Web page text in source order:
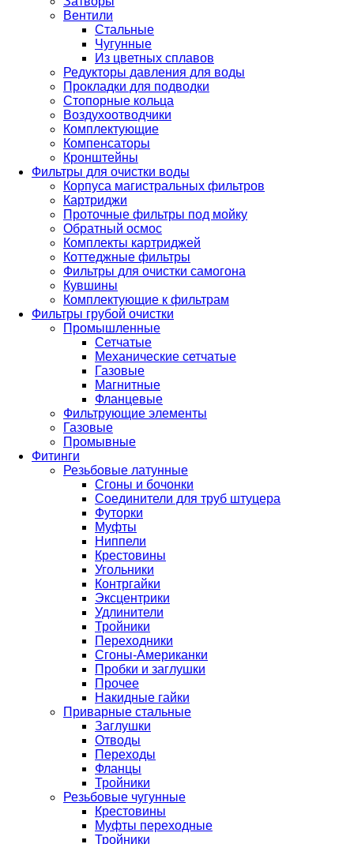
Вентили
Стальные
Чугунные
Из цветных сплавов
Редукторы давления для воды
Прокладки для подводки
Стопорные кольца
Воздухоотводчики
Комплектующие
Компенсаторы
Кронштейны
Фильтры для очистки воды
Корпуса магистральных фильтров
Картриджи
Проточные фильтры под мойку
Обратный осмос
Комплекты картриджей
Коттеджные фильтры
Фильтры для очистки самогона
Кувшины
Комплектующие к фильтрам
Фильтры грубой очистки
Промышленные
Сетчатые
Механические сетчатые
Газовые
Магнитные
Фланцевые
Фильтрующие элементы
Газовые
Промывные
Фитинги
Резьбовые латунные
Сгоны и бочонки
Соединители для труб штуцера
Футорки
Муфты
Ниппели
Крестовины
Угольники
Контргайки
Эксцентрики
Удлинители
Тройники
Переходники
Сгоны-Американки
Пробки и заглушки
Прочее
Накидные гайки
Приварные стальные
Заглушки
Отводы
Переходы
Фланцы
Тройники
Резьбовые чугунные
Крестовины
Муфты переходные
Тройники